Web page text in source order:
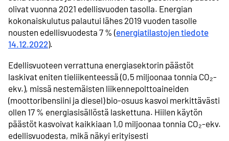
olivat vuonna 2021 edellisvuoden tasolla. Energian
kokonaiskulutus palautui lähes 2019 vuoden tasolle
nousten edellisvuodesta 7 % (energiatilastojen tiedote
14.12.2022).
Edellisvuoteen verrattuna energiasektorin päästöt
laskivat eniten tieliikenteessä (0,5 miljoonaa tonnia CO₂-
ekv.), missä nestemäisten liikennepolttoaineiden
(moottoribensiini ja diesel) bio-osuus kasvoi merkittävästi
ollen 17 % energiasisällöstä laskettuna. Hiilen käytön
päästöt kasvoivat kaikkiaan 1,0 miljoonaa tonnia CO₂-ekv.
edellisvuodesta, mikä näkyi erityisesti